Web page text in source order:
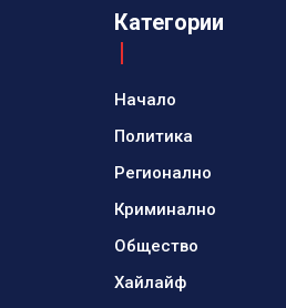
Категории
Начало
Политика
Регионално
Криминално
Общество
Хайлайф